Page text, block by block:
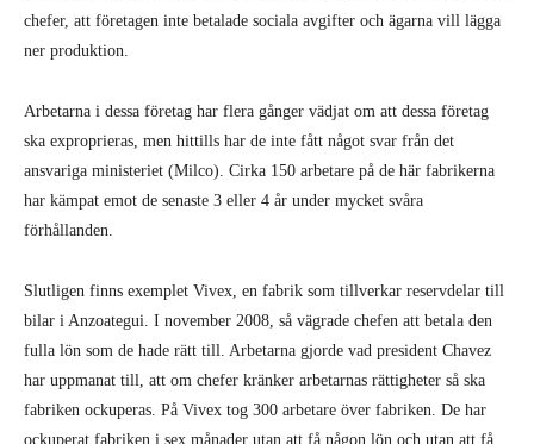
chefer, att företagen inte betalade sociala avgifter och ägarna vill lägga
ner produktion.
Arbetarna i dessa företag har flera gånger vädjat om att dessa företag
ska exproprieras, men hittills har de inte fått något svar från det
ansvariga ministeriet (Milco). Cirka 150 arbetare på de här fabrikerna
har kämpat emot de senaste 3 eller 4 år under mycket svåra
förhållanden.
Slutligen finns exemplet Vivex, en fabrik som tillverkar reservdelar till
bilar i Anzoategui. I november 2008, så vägrade chefen att betala den
fulla lön som de hade rätt till. Arbetarna gjorde vad president Chavez
har uppmanat till, att om chefer kränker arbetarnas rättigheter så ska
fabriken ockuperas. På Vivex tog 300 arbetare över fabriken. De har
ockuperat fabriken i sex månader utan att få någon lön och utan att få